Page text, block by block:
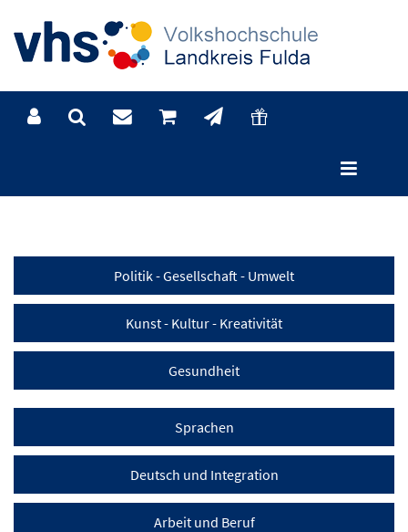
Politik - Gesellschaft - Umwelt
Kunst - Kultur - Kreativität
Gesundheit
Sprachen
Deutsch und Integration
Arbeit und Beruf